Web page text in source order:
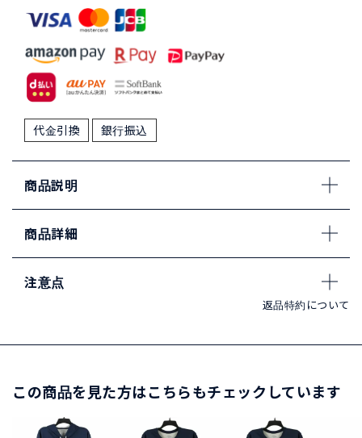
代金引換 銀行振込
商品説明
商品詳細
注意点
返品特約について
この商品を見た方はこちらもチェックしています